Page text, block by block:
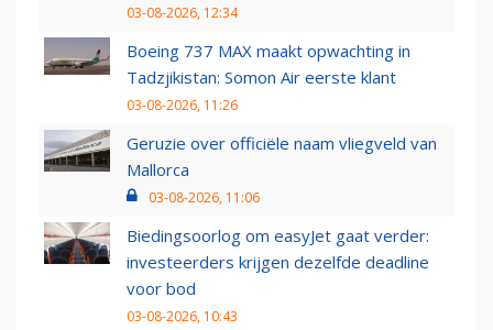
03-08-2026, 12:34
Boeing 737 MAX maakt opwachting in
Tadzjikistan: Somon Air eerste klant
03-08-2026, 11:26
Geruzie over officiële naam vliegveld van
Mallorca
03-08-2026, 11:06
Biedingsoorlog om easyJet gaat verder:
investeerders krijgen dezelfde deadline
voor bod
03-08-2026, 10:43